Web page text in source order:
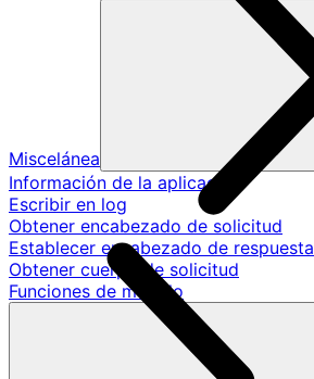
Miscelánea
Información de la aplicación
Escribir en log
Obtener encabezado de solicitud
Establecer encabezado de respuesta
Obtener cuerpo de solicitud
Funciones de modelo